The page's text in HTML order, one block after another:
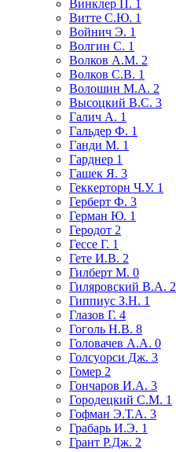
Винклер П. 1
Витте С.Ю. 1
Войнич Э. 1
Волгин С. 1
Волков А.М. 2
Волков С.В. 1
Волошин М.А. 2
Высоцкий В.С. 3
Галич А. 1
Гальдер Ф. 1
Ганди М. 1
Гарднер 1
Гашек Я. 3
Геккерторн Ч.У. 1
Герберт Ф. 3
Герман Ю. 1
Геродот 2
Гессе Г. 1
Гете И.В. 2
Гилберт М. 0
Гиляровский В.А. 2
Гиппиус З.Н. 1
Глазов Г. 4
Гоголь Н.В. 8
Головачев А.А. 0
Голсуорси Дж. 3
Гомер 2
Гончаров И.А. 3
Городецкий С.М. 1
Гофман Э.Т.А. 3
Грабарь И.Э. 1
Грант Р.Дж. 2